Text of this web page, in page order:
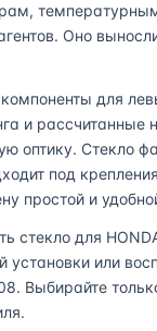
Оно
компоненты для
и рассчитанные
оптику. Стекло
под
простой и
стекло для
установки или
Выбирайте